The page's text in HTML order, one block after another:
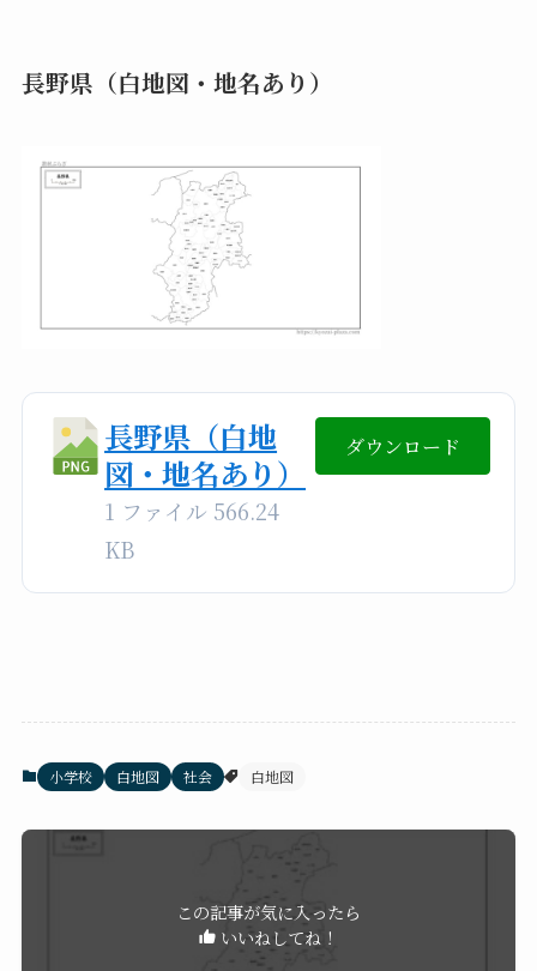
長野県（白地図・地名あり）
長野県（白地
図・地名あり）
1 ファイル 566.24
KB
ダウンロード
小学校 白地図 社会 白地図
この記事が気に入ったら
いいねしてね！